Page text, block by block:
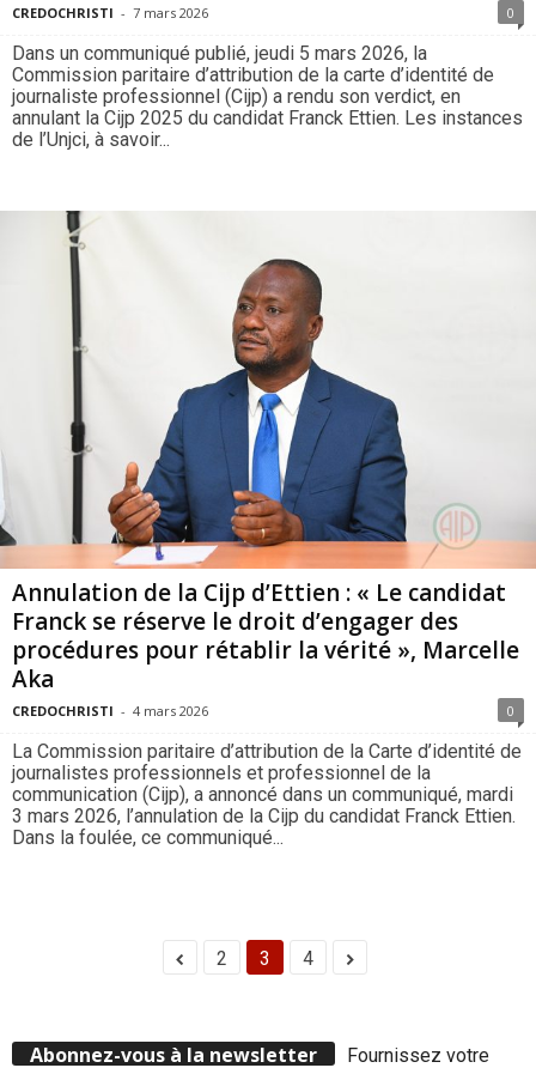
CREDOCHRISTI - 7 mars 2026 0
Dans un communiqué publié, jeudi 5 mars 2026, la
Commission paritaire d’attribution de la carte d’identité de
journaliste professionnel (Cijp) a rendu son verdict, en
annulant la Cijp 2025 du candidat Franck Ettien. Les instances
de l’Unjci, à savoir...
Annulation de la Cijp d’Ettien : « Le candidat
Franck se réserve le droit d’engager des
procédures pour rétablir la vérité », Marcelle
Aka
CREDOCHRISTI - 4 mars 2026 0
La Commission paritaire d’attribution de la Carte d’identité de
journalistes professionnels et professionnel de la
communication (Cijp), a annoncé dans un communiqué, mardi
3 mars 2026, l’annulation de la Cijp du candidat Franck Ettien.
Dans la foulée, ce communiqué...
2 3 4
Abonnez-vous à la newsletter
Fournissez votre